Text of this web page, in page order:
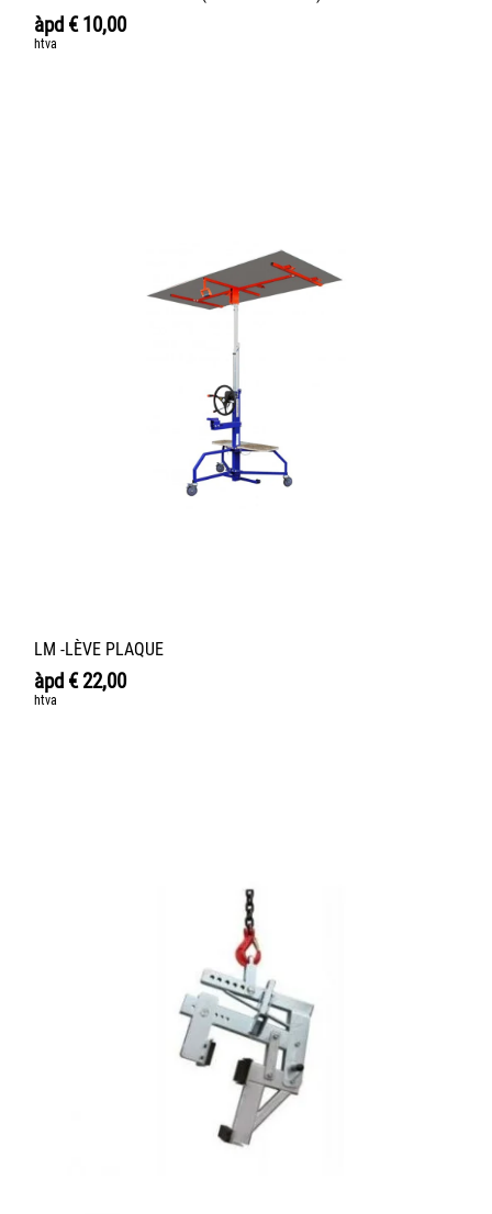
àpd €10,00
htva
LM -LÈVE PLAQUE
àpd €22,00
htva